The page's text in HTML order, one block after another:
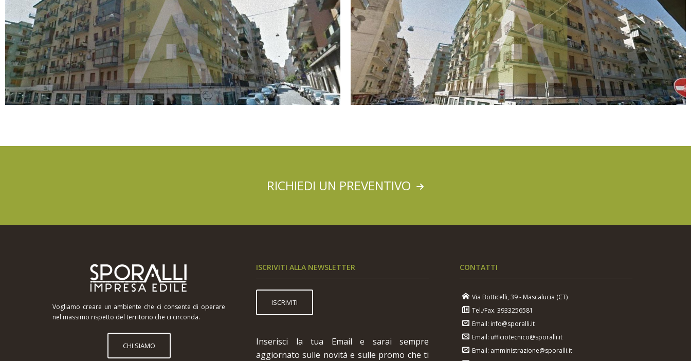
RICHIEDI UN PREVENTIVO
Vogliamo creare un ambiente che ci consente di operare
nel massimo rispetto del territorio che ci circonda.
CHI SIAMO
ISCRIVITI ALLA NEWSLETTER
ISCRIVITI
Inserisci la tua Email e sarai sempre
aggiornato sulle novità e sulle promo che ti
CONTATTI
Via Botticelli, 39 - Mascalucia (CT)
Tel./Fax. 3933256581
Email: info@sporalli.it
Email: ufficiotecnico@sporalli.it
Email: amministrazione@sporalli.it